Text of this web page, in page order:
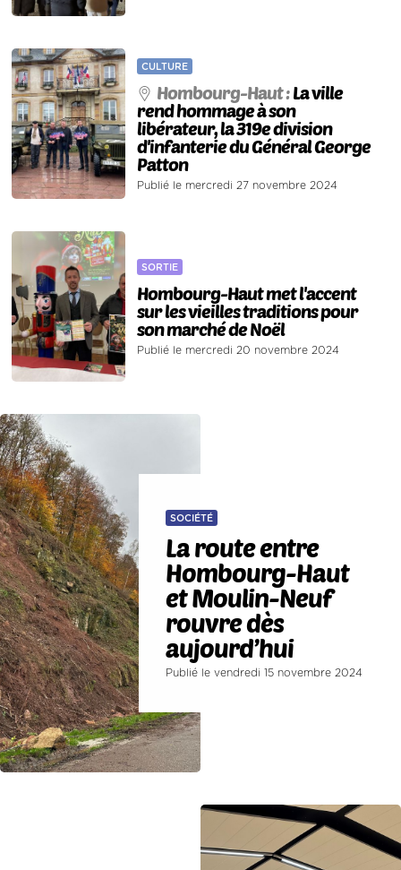
CULTURE
Hombourg-Haut :La ville
rend hommage à son
libérateur, la 319e division
d'infanterie du Général George
Patton
Publié le mercredi 27 novembre 2024
SORTIE
Hombourg-Haut met l'accent
sur les vieilles traditions pour
son marché de Noël
Publié le mercredi 20 novembre 2024
SOCIÉTÉ
La route entre
Hombourg-Haut
et Moulin-Neuf
rouvre dès
aujourd’hui
Publié le vendredi 15 novembre 2024